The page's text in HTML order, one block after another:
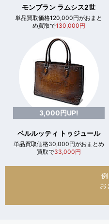
モンブラン ラムシス2世
単品買取価格120,000円がおまと
め買取で130,000円
3,000円UP!
ベルルッティ トゥジュール
単品買取価格30,000円がおまとめ
買取で33,000円
お